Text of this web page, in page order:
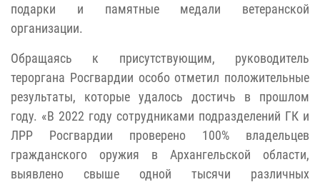
подарки и памятные медали ветеранской
организации.
Обращаясь к присутствующим, руководитель
тероргана Росгвардии особо отметил положительные
результаты, которые удалось достичь в прошлом
году. «В 2022 году сотрудниками подразделений ГК и
ЛРР Росгвардии проверено 100% владельцев
гражданского оружия в Архангельской области,
выявлено свыше одной тысячи различных